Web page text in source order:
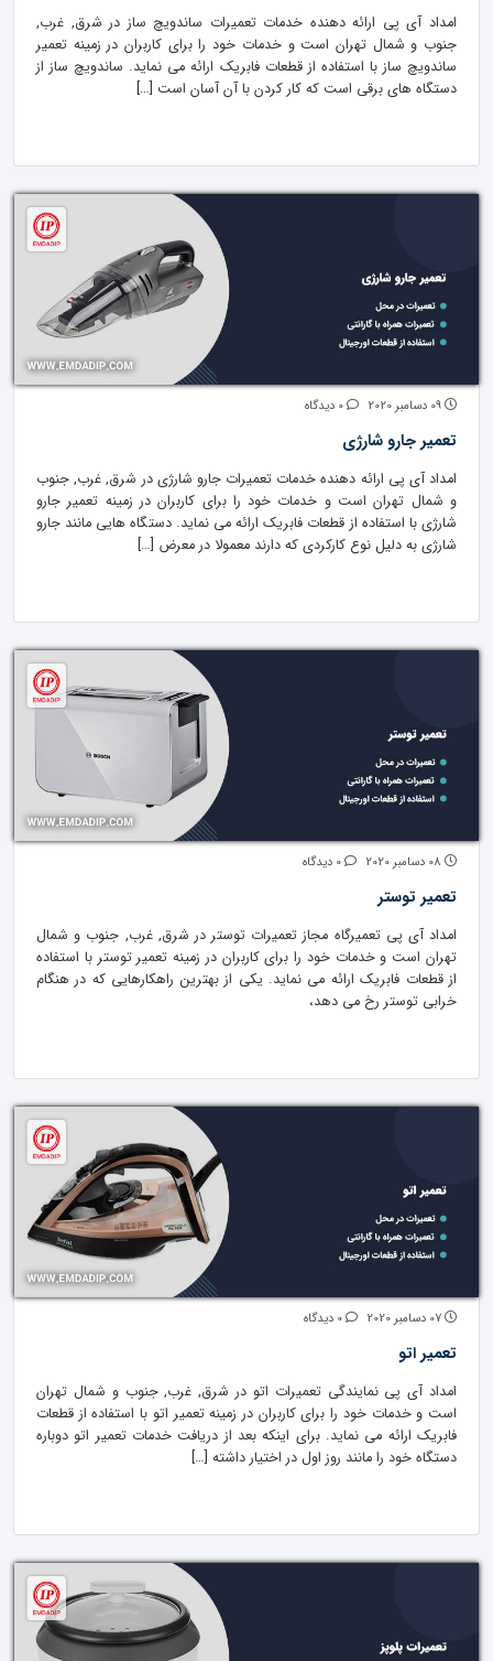
امداد آی پی ارائه دهنده خدمات تعمیرات ساندویچ ساز در شرق, غرب,
جنوب و شمال تهران است و خدمات خود را برای کاربران در زمینه تعمیر
ساندویچ ساز با استفاده از قطعات فابریک ارائه می نماید. ساندویچ ساز از
دستگاه های برقی است که کار کردن با آن آسان است […]
تعمیر جارو شارژی
امداد آی پی ارائه دهنده خدمات تعمیرات جارو شارژی در شرق, غرب, جنوب
و شمال تهران است و خدمات خود را برای کاربران در زمینه تعمیر جارو
شارژی با استفاده از قطعات فابریک ارائه می نماید. دستگاه هایی مانند جارو
شارژی به دلیل نوع کارکردی که دارند معمولا در معرض […]
تعمیر توستر
امداد آی پی تعمیرگاه مجاز تعمیرات توستر در شرق, غرب, جنوب و شمال
تهران است و خدمات خود را برای کاربران در زمینه تعمیر توستر با استفاده
از قطعات فابریک ارائه می نماید. یکی از بهترین راهکارهایی که در هنگام
خرابی توستر رخ می دهد،
تعمیر اتو
امداد آی پی نمایندگی تعمیرات اتو در شرق, غرب, جنوب و شمال تهران
است و خدمات خود را برای کاربران در زمینه تعمیر اتو با استفاده از قطعات
فابریک ارائه می نماید. برای اینکه بعد از دریافت خدمات تعمیر اتو دوباره
دستگاه خود را مانند روز اول در اختیار داشته […]